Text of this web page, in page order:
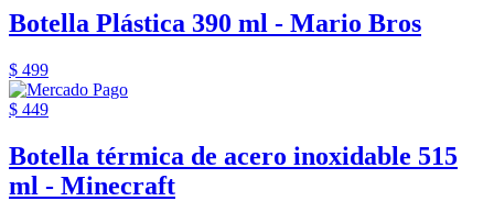
Botella Plástica 390 ml - Mario Bros
$ 499
$ 449
Botella térmica de acero inoxidable 515
ml - Minecraft